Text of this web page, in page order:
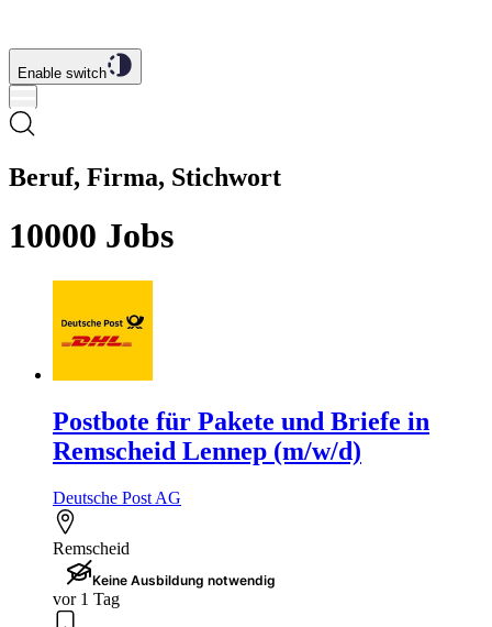
Enable switch
Beruf, Firma, Stichwort
10000 Jobs
Postbote für Pakete und Briefe in
Remscheid Lennep (m/w/d)
Deutsche Post AG
Remscheid
Keine Ausbildung notwendig
vor 1 Tag